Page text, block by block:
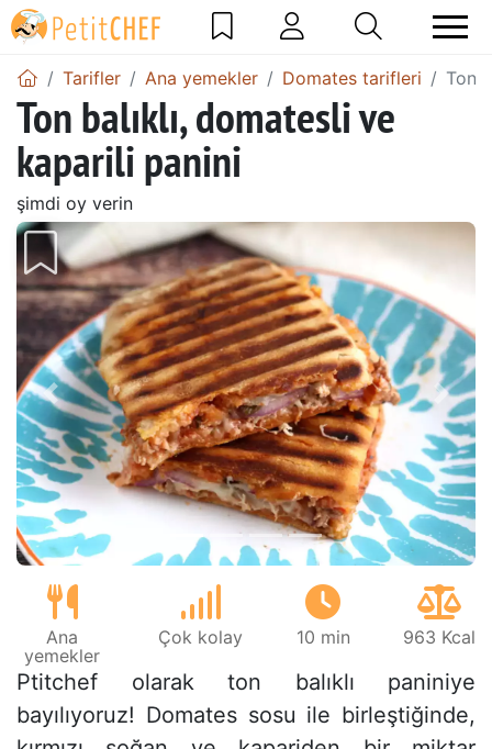
Tarifler Ana yemekler Domates tarifleri Ton
Ton balıklı, domatesli ve
kaparili panini
şimdi oy verin
Önceki
Ana
yemekler
Çok kolay 10 min 963 Kcal
Ptitchef olarak ton balıklı paniniye
bayılıyoruz! Domates sosu ile birleştiğinde,